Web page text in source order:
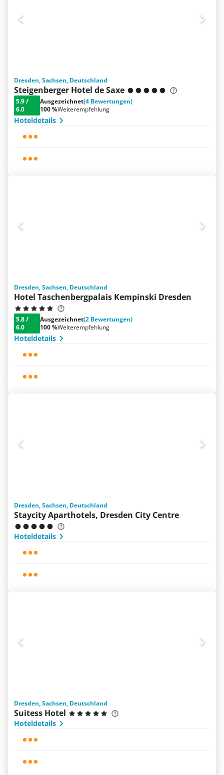
Dresden, Sachsen, Deutschland
Steigenberger Hotel de Saxe
5.9/
6.0
Ausgezeichnet(4 Bewertungen)
100 %Weiterempfehlung
Hoteldetails
Dresden, Sachsen, Deutschland
Hotel Taschenbergpalais Kempinski Dresden
5.8/
6.0
Ausgezeichnet(2 Bewertungen)
100 %Weiterempfehlung
Hoteldetails
Dresden, Sachsen, Deutschland
Staycity Aparthotels, Dresden City Centre
Hoteldetails
Dresden, Sachsen, Deutschland
Suitess Hotel
Hoteldetails